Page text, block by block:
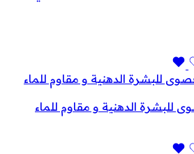
الدهنية و مقاوم للماء